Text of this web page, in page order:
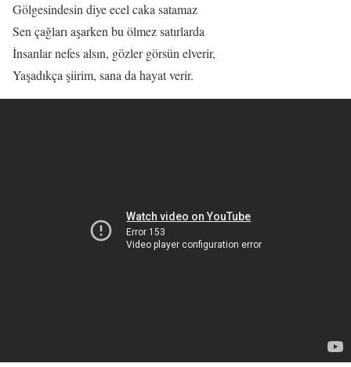
Gölgesindesin diye ecel caka satamaz
Sen çağları aşarken bu ölmez satırlarda
İnsanlar nefes alsın, gözler görsün elverir,
Yaşadıkça şiirim, sana da hayat verir.